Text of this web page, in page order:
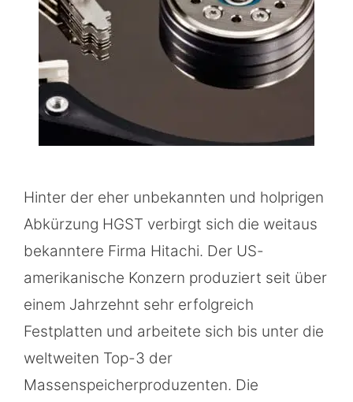
Hinter der eher unbekannten und holprigen
Abkürzung HGST verbirgt sich die weitaus
bekanntere Firma Hitachi. Der US-
amerikanische Konzern produziert seit über
einem Jahrzehnt sehr erfolgreich
Festplatten und arbeitete sich bis unter die
weltweiten Top-3 der
Massenspeicherproduzenten. Die